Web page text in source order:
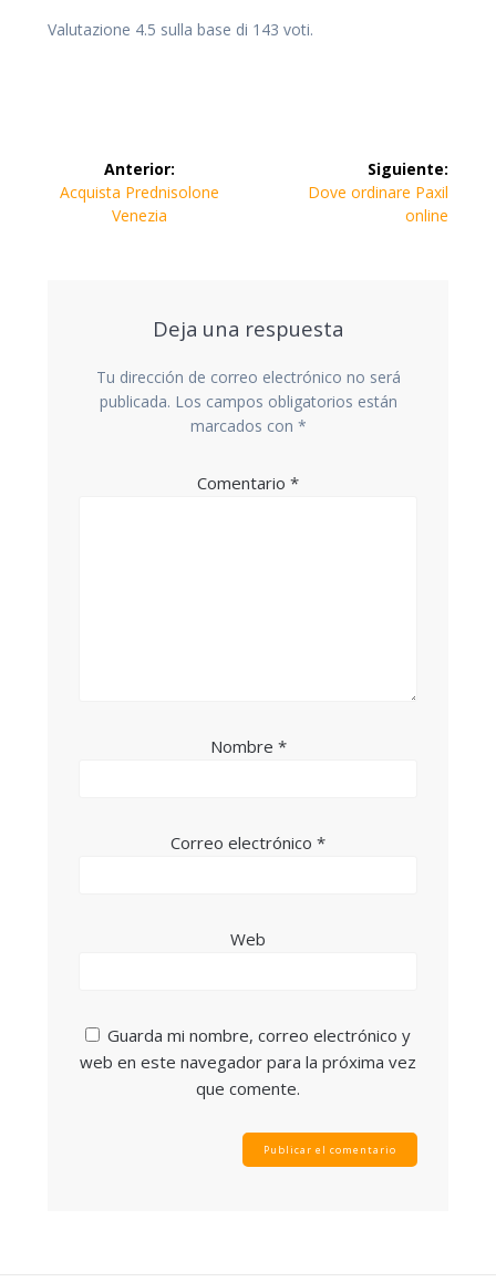
Valutazione 4.5 sulla base di 143 voti.
Navegación
Anterior:
Entrada
anterior:
Acquista Prednisolone
Venezia
Siguiente:
Siguiente
Dove ordinare Paxil
online
Deja una respuesta
Tu dirección de correo electrónico no será
publicada. Los campos obligatorios están
marcados con *
Comentario *
Nombre *
Correo electrónico *
Web
Guarda mi nombre, correo electrónico y
web en este navegador para la próxima vez
que comente.